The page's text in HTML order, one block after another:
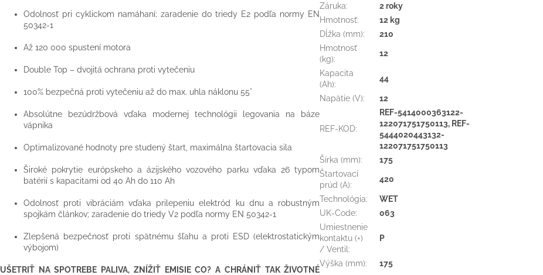
Odolnosť pri cyklickom namáhaní; zaradenie do triedy E2 podľa normy EN
50342-1
Až 120 000 spustení motora
Double Top – dvojitá ochrana proti vytečeniu
100% bezpečná proti vytečeniu až do max. uhla náklonu 55°
Absolútne bezúdržbová vďaka modernej technológii legovania na báze
vápnika
Optimalizované hodnoty pre studený štart, maximálna štartovacia sila
Široké pokrytie európskeho a ázijského vozového parku vďaka 26 typom
batérií s kapacitami od 40 Ah do 110 Ah
Odolnosť proti vibráciám vďaka prilepeniu elektród ku dnu a robustným
spojkám článkov; zaradenie do triedy V2 podľa normy EN 50342-1
Zlepšená bezpečnosť proti spätnému šľahu a proti ESD (elektrostatickým
výbojom)
UŠETRIŤ NA SPOTREBE PALIVA, ZNÍŽIŤ EMISIE CO? A CHRÁNIŤ TAK ŽIVOTNÉ
Záruka:
2 roky
Hmotnosť:
12 kg
Dĺžka (mm):
210
Hmotnosť
(kg):
12
Kapacita
(Ah):
44
Napätie (V): 12
REF-KOD:
REF-5414000363122-
122071751750113, REF-
5444020443132-
122071751750113
Šírka (mm):
175
Štartovací
prúd (A):
420
Technológia:
WET
UK-Code:
063
Umiestnenie
kontaktu (+)
/ Ventil :
P
Výška (mm): 175